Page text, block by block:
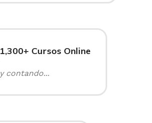
1,300+ Cursos Online
y contando...